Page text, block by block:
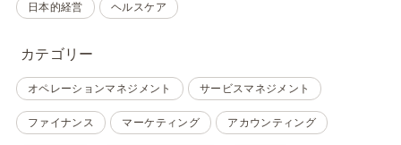
日本的経営 ヘルスケア
カテゴリー
オペレーションマネジメント サービスマネジメント
ファイナンス マーケティング アカウンティング